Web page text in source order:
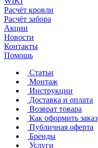
Расчёт кровли
Расчёт забора
Акции
Новости
Контакты
Помощь
Статьи
Монтаж
Инструкции
Доставка и оплата
Возврат товара
Как оформить заказ
Публичная оферта
Бренды
Услуги